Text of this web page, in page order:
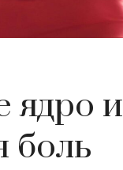
ядро ​​и
боль